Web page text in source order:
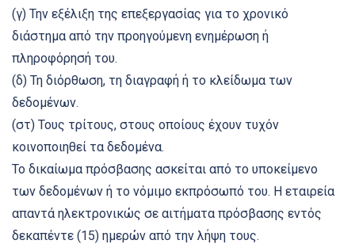
(γ) Την εξέλιξη της επεξεργασίας για το χρονικό
διάστημα από την προηγούμενη ενημέρωση ή
πληροφόρησή του.
(δ) Τη διόρθωση, τη διαγραφή ή το κλείδωμα των
δεδομένων.
(στ) Τους τρίτους, στους οποίους έχουν τυχόν
κοινοποιηθεί τα δεδομένα.
Το δικαίωμα πρόσβασης ασκείται από το υποκείμενο
των δεδομένων ή το νόμιμο εκπρόσωπό του. Η εταιρεία
απαντά ηλεκτρονικώς σε αιτήματα πρόσβασης εντός
δεκαπέντε (15) ημερών από την λήψη τους.